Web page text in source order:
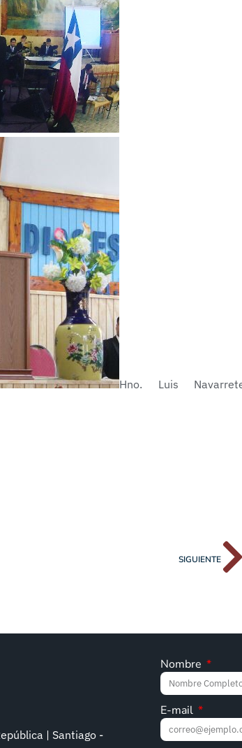
Hno. Luis
SIGUIENTE
| Santiago -
Nombre
E-mail